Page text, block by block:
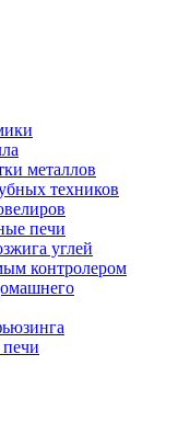
металлов
техников
печи
углей
контролером